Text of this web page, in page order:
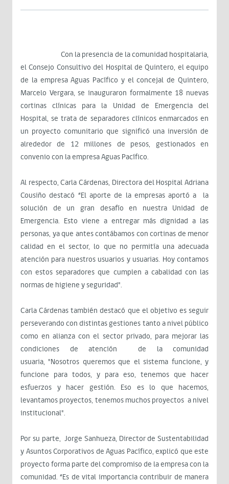
Con la presencia de la comunidad hospitalaria,
el Consejo Consultivo del Hospital de Quintero, el equipo
de la empresa Aguas Pacífico y el concejal de Quintero,
Marcelo Vergara, se inauguraron formalmente 18 nuevas
cortinas clínicas para la Unidad de Emergencia del
Hospital, se trata de separadores clínicos enmarcados en
un proyecto comunitario que significó una inversión de
alrededor de 12 millones de pesos, gestionados en
convenio con la empresa Aguas Pacífico.
Al respecto, Carla Cárdenas, Directora del Hospital Adriana
Cousiño destacó “El aporte de la empresas aportó a la
solución de un gran desafío en nuestra Unidad de
Emergencia. Esto viene a entregar más dignidad a las
personas, ya que antes contábamos con cortinas de menor
calidad en el sector, lo que no permitía una adecuada
atención para nuestros usuarios y usuarias. Hoy contamos
con estos separadores que cumplen a cabalidad con las
normas de higiene y seguridad".
Carla Cárdenas también destacó que el objetivo es seguir
perseverando con distintas gestiones tanto a nivel público
como en alianza con el sector privado, para mejorar las
condiciones de atención de la comunidad
usuaria, "Nosotros queremos que el sistema funcione, y
funcione para todos, y para eso, tenemos que hacer
esfuerzos y hacer gestión. Eso es lo que hacemos,
levantamos proyectos, tenemos muchos proyectos a nivel
institucional".
Por su parte, Jorge Sanhueza, Director de Sustentabilidad
y Asuntos Corporativos de Aguas Pacífico, explicó que este
proyecto forma parte del compromiso de la empresa con la
comunidad. “Es de vital importancia contribuir de manera